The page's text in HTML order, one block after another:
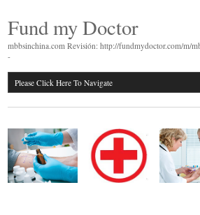
Fund my Doctor
mbbsinchina.com Revisión: http://fundmydoctor.com/m/
-